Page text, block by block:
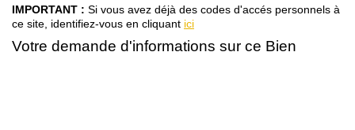
Estimation
IMPORTANT : Si vous avez déjà des codes d'accés personnels à
ce site, identifiez-vous en cliquant ici
Votre demande d'informations sur ce Bien